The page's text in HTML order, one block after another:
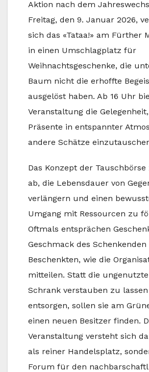
Aktion nach dem
Freitag, den 9. Januar 2026,
sich das «Tataa!» am Fürther
in einen Umschlagplatz für
Weihnachtsgeschenke, die
Baum nicht die erhoffte
ausgelöst haben. Ab 16 Uhr
Veranstaltung die
Präsente in entspannter
andere Schätze
Das Konzept der
ab, die Lebensdauer von
verlängern und einen
Umgang mit Ressourcen zu
Oftmals entsprächen
Geschmack des
Beschenkten, wie die
mitteilen. Statt die
Schrank verstauben zu
entsorgen, sollen sie am
einen neuen Besitzer finden.
Veranstaltung versteht sich
als reiner Handelsplatz,
Forum für den